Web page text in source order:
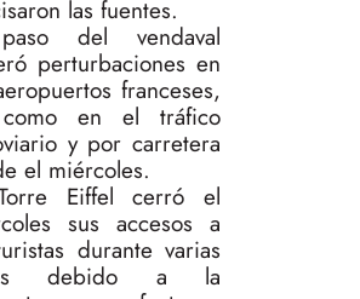
las fuentes.
del vendaval
perturbaciones en
franceses,
en el tráfico
y por carretera
el miércoles.
Eiffel cerró el
sus accesos a
durante varias
debido a la